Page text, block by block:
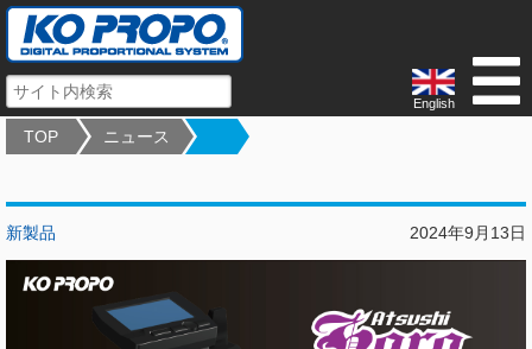
English
TOP ニュース
2024年9月13日
新製品